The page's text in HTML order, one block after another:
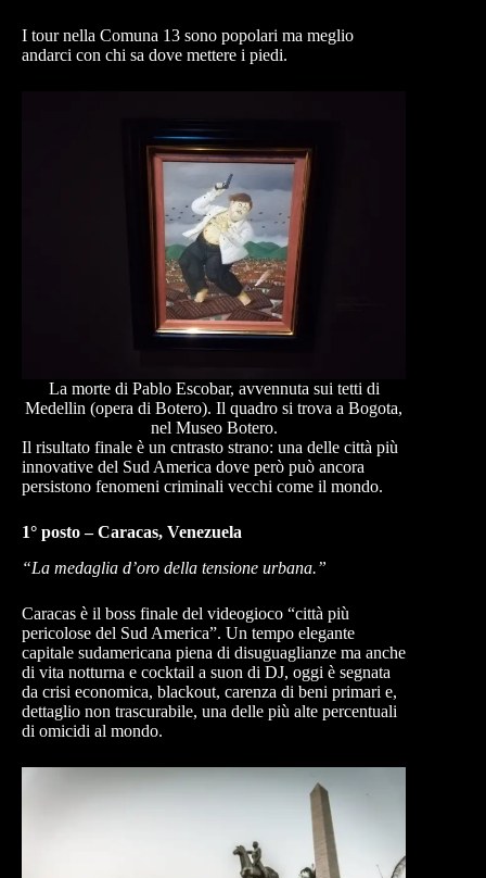
I tour nella Comuna 13 sono popolari ma meglio
andarci con chi sa dove mettere i piedi.
La morte di Pablo Escobar, avvennuta sui tetti di
Medellin (opera di Botero). Il quadro si trova a Bogota,
nel Museo Botero.
Il risultato finale è un cntrasto strano: una delle città più
innovative del Sud America dove però può ancora
persistono fenomeni criminali vecchi come il mondo.
1° posto – Caracas, Venezuela
“La medaglia d’oro della tensione urbana.”
Caracas è il boss finale del videogioco “città più
pericolose del Sud America”. Un tempo elegante
capitale sudamericana piena di disuguaglianze ma anche
di vita notturna e cocktail a suon di DJ, oggi è segnata
da crisi economica, blackout, carenza di beni primari e,
dettaglio non trascurabile, una delle più alte percentuali
di omicidi al mondo.